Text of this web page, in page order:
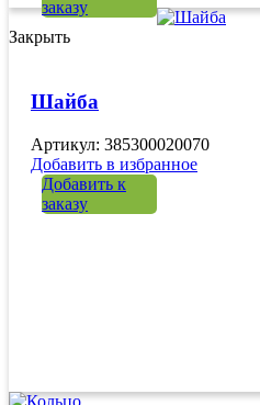
заказу
Закрыть
Шайба
Артикул: 385300020070
Добавить в избранное
Добавить к
заказу